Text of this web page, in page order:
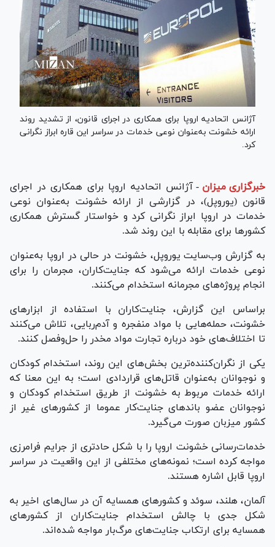
آژانس اتحادیه اروپا برای همکاری در اجرای قانون، از تشدید روند
ارائه خشونت به‌عنوان نوعی خدمات در سراسر این قاره ابراز نگرانی
کرد.
خبرگزاری میزان - آژانس اتحادیه اروپا برای همکاری در اجرای
قانون (یوروپل)، در گزارشی از ارائه خشونت به‌عنوان نوعی
خدمات در اروپا ابراز نگرانی کرد و خواستار گسترش همکاری
کشورها برای مقابله با این روند شد.
به گزارش وب‌سایت یوروپل، خشونت در حالی در اروپا به‌عنوان
نوعی خدمات ارائه می‌شود که جنایت‌کاران، مجرمان را برای
انجام پروژه‌های مجرمانه استخدام می‌کنند.
براساس این گزارش، جنایت‌کاران با استفاده از ابزار‌های
خشونت، حمله‌هایی با مواد منفجره و آدم‌ربایی، تلاش می‌کنند
تا اختلاف‌های خود درباره تجارت مواد مخدر را حل‌وفصل کنند.
یکی از نگران‌کننده‌ترین بخش‌های این روند، استخدام کودکان
و نوجوانان به‌عنوان قاتل‌های قراردادی است؛ به این معنا که
ارائه خدمات مربوط به خشونت از طریق استخدام کودکان و
نوجوانان عضو باند‌های جنایت‌کار عموما از کشورهای غیر از
کشور میزبان صورت می‌گیرد.
خدمات‌رسانی خشونت اروپا را با شکل حادتری از جرایم فرامرزی
مواجه کرده است؛ نمونه‌های مختلفی از این واقعیت در سراسر
اروپا قابل اشاره هستند.
آلمان، هلند، سوئد و کشور‌های همسایه آن در سال‌های اخیر به
شکل جدی با چالش استخدام جنایت‌کاران از کشور‌های
همسایه برای ارتکاب جنایت‌های مرگ‌بار مواجه شده‌اند.